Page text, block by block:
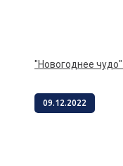
"Новогоднее
09.12.2022